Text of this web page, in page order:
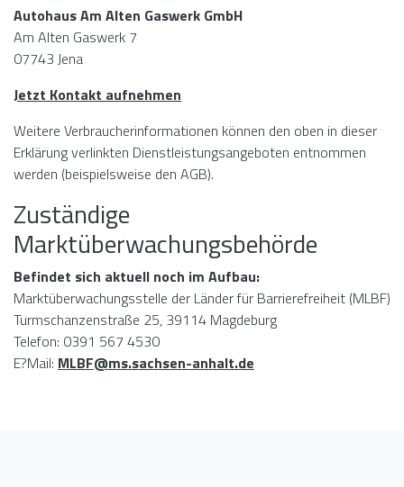
Autohaus Am Alten Gaswerk GmbH
Am Alten Gaswerk 7
07743 Jena
Jetzt Kontakt aufnehmen
Weitere Verbraucherinformationen können den oben in dieser
Erklärung verlinkten Dienstleistungsangeboten entnommen
werden (beispielsweise den AGB).
Zuständige
Marktüberwachungsbehörde
Befindet sich aktuell noch im Aufbau:
Marktüberwachungsstelle der Länder für Barrierefreiheit (MLBF)
Turmschanzenstraße 25, 39114 Magdeburg
Telefon: 0391 567 4530
E?Mail: MLBF@ms.sachsen-anhalt.de